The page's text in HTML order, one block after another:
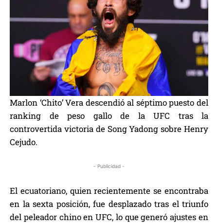
Marlon ‘Chito’ Vera descendió al séptimo puesto del
ranking de peso gallo de la UFC tras la
controvertida victoria de Song Yadong sobre Henry
Cejudo.
- Publicidad -
El ecuatoriano, quien recientemente se encontraba
en la sexta posición, fue desplazado tras el triunfo
del peleador chino en UFC, lo que generó ajustes en